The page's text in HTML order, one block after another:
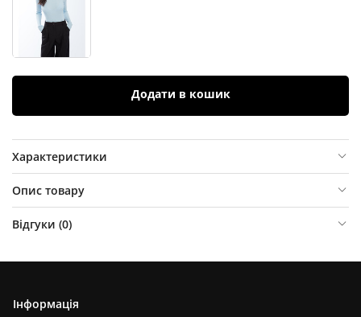
Додати в кошик
Характеристики
Опис товару
Відгуки (0)
Інформація